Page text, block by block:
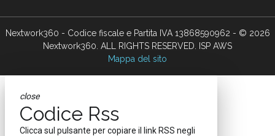
Nextwork360 - Codice fiscale e Partita IVA 13868590962 - © 2026
Nextwork360. ALL RIGHTS RESERVED. ISP AWS
Mappa del sito
close
Codice Rss
Clicca sul pulsante per copiare il link RSS negli